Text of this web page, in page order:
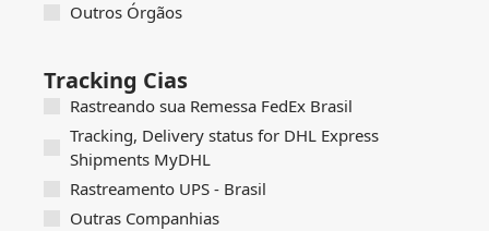
Outros Órgãos
Tracking Cias
Rastreando sua Remessa FedEx Brasil
Tracking, Delivery status for DHL Express
Shipments MyDHL
Rastreamento UPS - Brasil
Outras Companhias